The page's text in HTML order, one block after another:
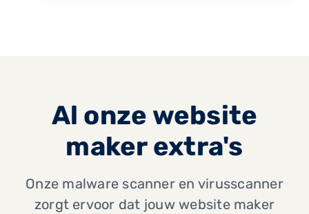
Al onze website
maker extra's
Onze malware scanner en virusscanner
zorgt ervoor dat jouw website maker